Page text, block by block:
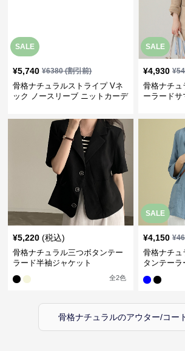
SALE
¥5,740 ¥6380(割引前)
骨格ナチュラルストライプ Vネ
ック ノースリーブ ニットカーデ
SALE
¥4,930 ¥
骨格ナチュ
ーラードサ
¥5,220 (税込)
骨格ナチュラル三つボタンテー
ラード半袖ジャケット
全2色
SALE
¥4,150 ¥
骨格ナチュ
タンテーラ
骨格ナチュラルのアウター/コー